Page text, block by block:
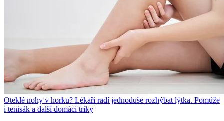
Oteklé nohy v horku? Lékaři radí jednoduše rozhýbat lýtka. Pomůže
i tenisák a další domácí triky